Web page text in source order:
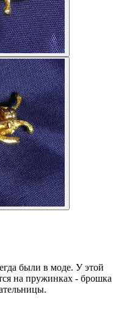
были в моде. У этой
на пружинках - брошка